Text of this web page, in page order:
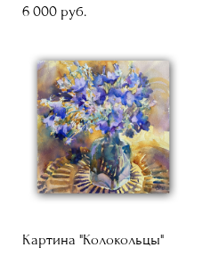
6 000 pуб.
Картина "Колокольцы"